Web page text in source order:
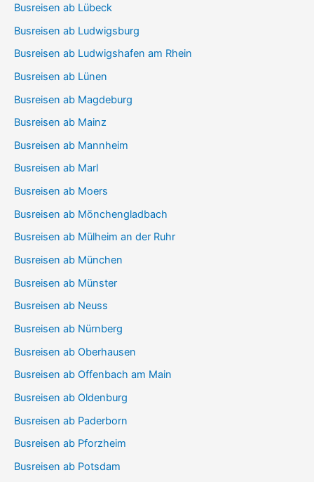
Busreisen ab Lübeck
Busreisen ab Ludwigsburg
Busreisen ab Ludwigshafen am Rhein
Busreisen ab Lünen
Busreisen ab Magdeburg
Busreisen ab Mainz
Busreisen ab Mannheim
Busreisen ab Marl
Busreisen ab Moers
Busreisen ab Mönchengladbach
Busreisen ab Mülheim an der Ruhr
Busreisen ab München
Busreisen ab Münster
Busreisen ab Neuss
Busreisen ab Nürnberg
Busreisen ab Oberhausen
Busreisen ab Offenbach am Main
Busreisen ab Oldenburg
Busreisen ab Paderborn
Busreisen ab Pforzheim
Busreisen ab Potsdam